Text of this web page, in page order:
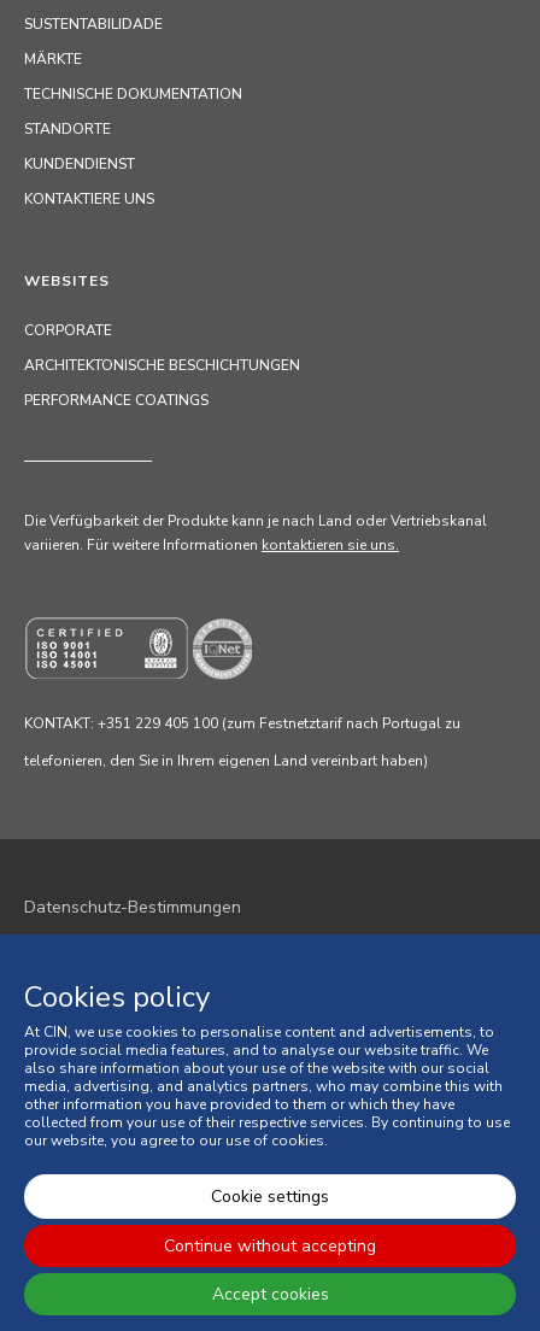
SUSTENTABILIDADE
MÄRKTE
TECHNISCHE DOKUMENTATION
STANDORTE
KUNDENDIENST
KONTAKTIERE UNS
WEBSITES
CORPORATE
ARCHITEKTONISCHE BESCHICHTUNGEN
PERFORMANCE COATINGS
Die Verfügbarkeit der Produkte kann je nach Land oder Vertriebskanal
variieren. Für weitere Informationen kontaktieren sie uns.
KONTAKT: +351 229 405 100 (zum Festnetztarif nach Portugal zu
telefonieren, den Sie in Ihrem eigenen Land vereinbart haben)
Datenschutz-Bestimmungen
Geschäftsbedingungen
Allgemeine Verkaufsbedingungen
Verbraucherstreitigkeiten
Online-Beschwerdebuch
© 2026 CIN, S.A.
Cookies policy
At CIN, we use cookies to personalise content and advertisements, to
provide social media features, and to analyse our website traffic. We
also share information about your use of the website with our social
media, advertising, and analytics partners, who may combine this with
other information you have provided to them or which they have
collected from your use of their respective services. By continuing to use
our website, you agree to our use of cookies.
Cookie settings
Continue without accepting
Accept cookies